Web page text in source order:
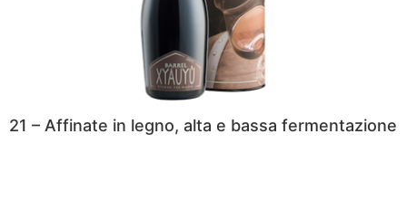
21 – Affinate in legno, alta e bassa fermentazione